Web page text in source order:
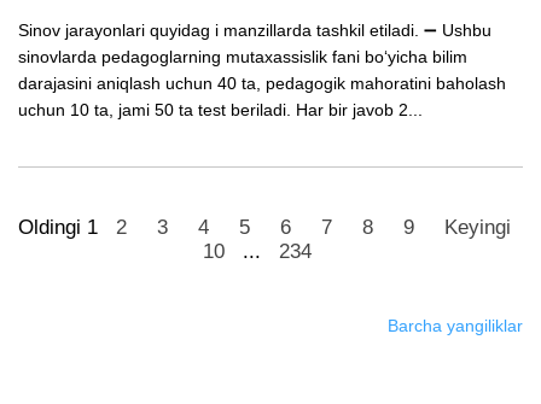
Sinov jarayonlari quyidag i manzillarda tashkil etiladi. ➖ Ushbu
sinovlarda pedagoglarning mutaxassislik fani boʻyicha bilim
darajasini aniqlash uchun 40 ta, pedagogik mahoratini baholash
uchun 10 ta, jami 50 ta test beriladi. Har bir javob 2...
Oldingi 1 2 3 4 5 6 7 8
9
10
... 234
Keyingi
Barcha yangiliklar